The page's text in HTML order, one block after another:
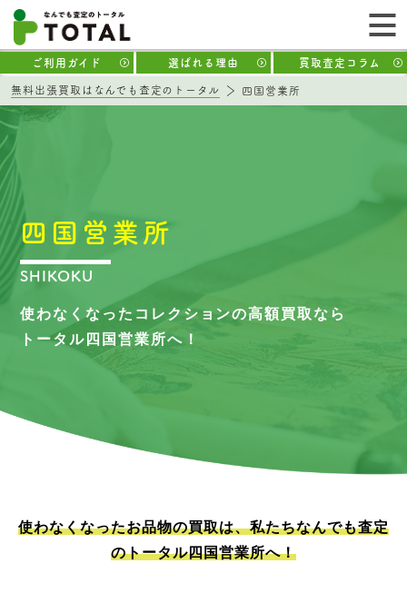
ご利用ガイド 選ばれる理由 買取査定コラム
無料出張買取はなんでも査定のトータル 四国営業所
四国営業所
SHIKOKU
使わなくなったコレクションの高額買取なら
トータル四国営業所へ！
使わなくなったお品物の買取は、私たちなんでも査定
のトータル四国営業所へ！